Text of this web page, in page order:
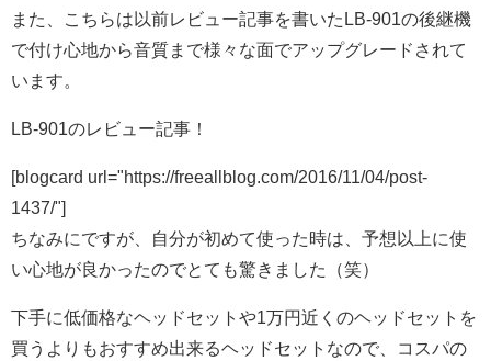
また、こちらは以前レビュー記事を書いたLB-901の後継機
で付け心地から音質まで様々な面でアップグレードされて
います。
LB-901のレビュー記事！
[blogcard url="https://freeallblog.com/2016/11/04/post-
1437/"]
ちなみにですが、自分が初めて使った時は、予想以上に使
い心地が良かったのでとても驚きました（笑）
下手に低価格なヘッドセットや1万円近くのヘッドセットを
買うよりもおすすめ出来るヘッドセットなので、コスパの